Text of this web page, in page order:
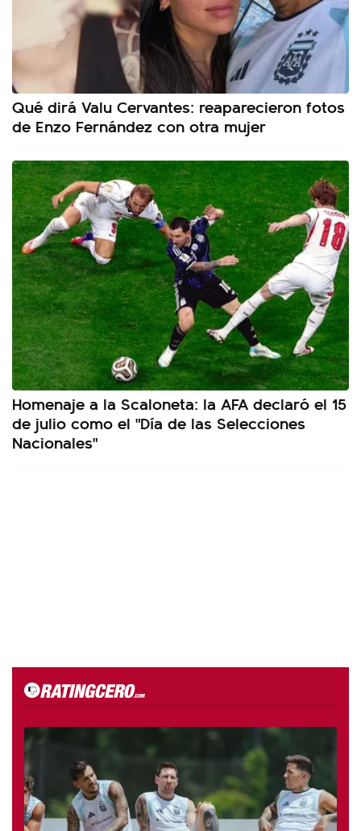
Qué dirá Valu Cervantes: reaparecieron fotos
de Enzo Fernández con otra mujer
Homenaje a la Scaloneta: la AFA declaró el 15
de julio como el "Día de las Selecciones
Nacionales"